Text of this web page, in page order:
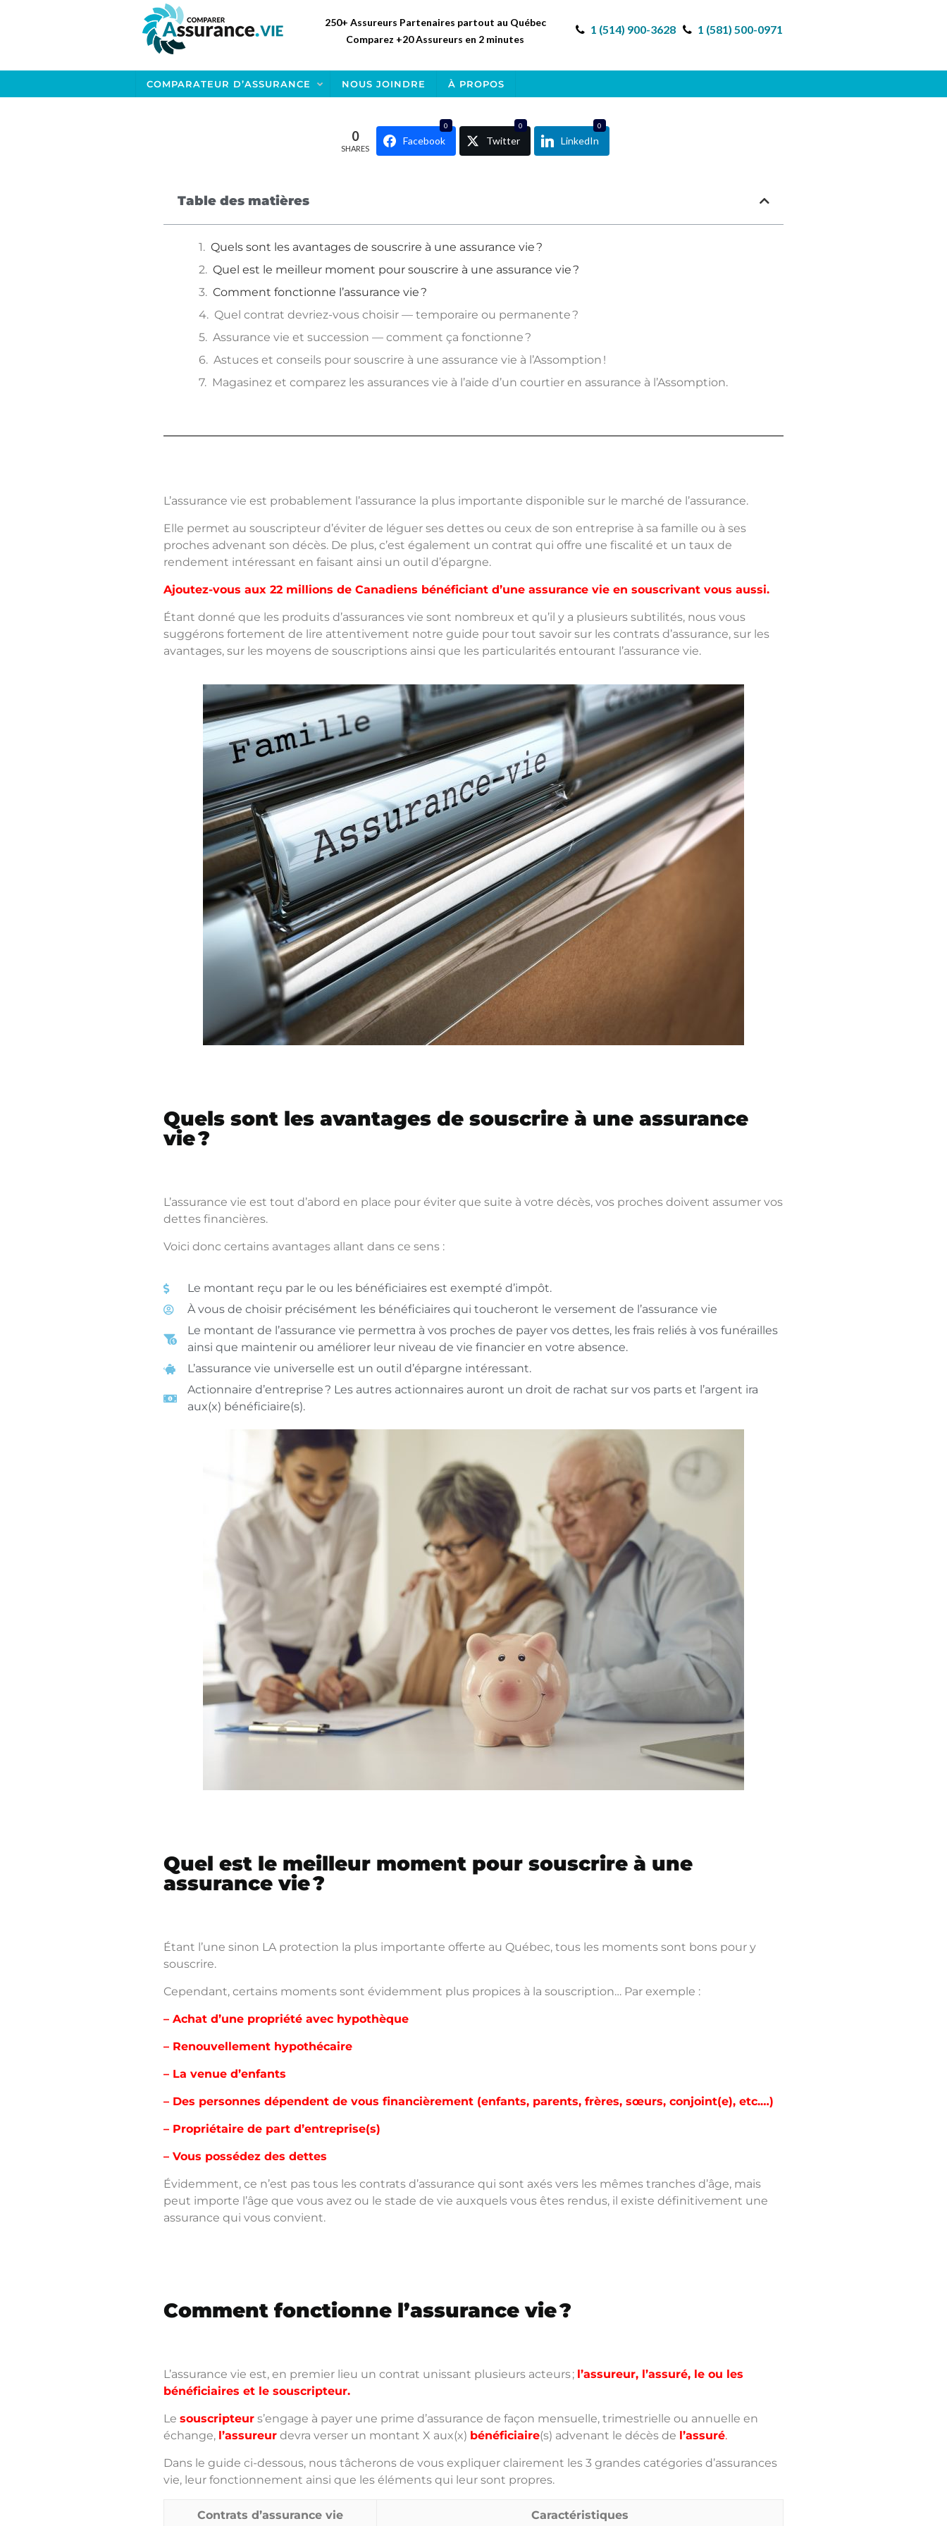
250+ Assureurs Partenaires partout au Québec
Comparez +20 Assureurs en 2 minutes
1 (514) 900-3628 1 (581) 500-0971
COMPARATEUR D’ASSURANCE NOUS JOINDRE À PROPOS
0
SHARES
0
Facebook
0
Twitter
0
LinkedIn
Table des matières
Quels sont les avantages de souscrire à une assurance vie ?
Quel est le meilleur moment pour souscrire à une assurance vie ?
Comment fonctionne l’assurance vie ?
Quel contrat devriez-vous choisir — temporaire ou permanente ?
Assurance vie et succession — comment ça fonctionne ?
Astuces et conseils pour souscrire à une assurance vie à l’Assomption !
Magasinez et comparez les assurances vie à l’aide d’un courtier en assurance à l’Assomption.
L’assurance vie est probablement l’assurance la plus importante disponible sur le marché de l’assurance.
Elle permet au souscripteur d’éviter de léguer ses dettes ou ceux de son entreprise à sa famille ou à ses
proches advenant son décès. De plus, c’est également un contrat qui offre une fiscalité et un taux de
rendement intéressant en faisant ainsi un outil d’épargne.
Ajoutez-vous aux 22 millions de Canadiens bénéficiant d’une assurance vie en souscrivant vous aussi.
Étant donné que les produits d’assurances vie sont nombreux et qu’il y a plusieurs subtilités, nous vous
suggérons fortement de lire attentivement notre guide pour tout savoir sur les contrats d’assurance, sur les
avantages, sur les moyens de souscriptions ainsi que les particularités entourant l’assurance vie.
Quels sont les avantages de souscrire à une assurance
vie ?
L’assurance vie est tout d’abord en place pour éviter que suite à votre décès, vos proches doivent assumer vos
dettes financières.
Voici donc certains avantages allant dans ce sens :
Le montant reçu par le ou les bénéficiaires est exempté d’impôt.
À vous de choisir précisément les bénéficiaires qui toucheront le versement de l’assurance vie
Le montant de l’assurance vie permettra à vos proches de payer vos dettes, les frais reliés à vos funérailles
ainsi que maintenir ou améliorer leur niveau de vie financier en votre absence.
L’assurance vie universelle est un outil d’épargne intéressant.
Actionnaire d’entreprise ? Les autres actionnaires auront un droit de rachat sur vos parts et l’argent ira
aux(x) bénéficiaire(s).
Quel est le meilleur moment pour souscrire à une
assurance vie ?
Étant l’une sinon LA protection la plus importante offerte au Québec, tous les moments sont bons pour y
souscrire.
Cependant, certains moments sont évidemment plus propices à la souscription… Par exemple :
– Achat d’une propriété avec hypothèque
– Renouvellement hypothécaire
– La venue d’enfants
– Des personnes dépendent de vous financièrement (enfants, parents, frères, sœurs, conjoint(e), etc.…)
– Propriétaire de part d’entreprise(s)
– Vous possédez des dettes
Évidemment, ce n’est pas tous les contrats d’assurance qui sont axés vers les mêmes tranches d’âge, mais
peut importe l’âge que vous avez ou le stade de vie auxquels vous êtes rendus, il existe définitivement une
assurance qui vous convient.
Comment fonctionne l’assurance vie ?
L’assurance vie est, en premier lieu un contrat unissant plusieurs acteurs ; l’assureur, l’assuré, le ou les
bénéficiaires et le souscripteur.
Le souscripteur s’engage à payer une prime d’assurance de façon mensuelle, trimestrielle ou annuelle en
échange, l’assureur devra verser un montant X aux(x) bénéficiaire(s) advenant le décès de l’assuré.
Dans le guide ci-dessous, nous tâcherons de vous expliquer clairement les 3 grandes catégories d’assurances
vie, leur fonctionnement ainsi que les éléments qui leur sont propres.
Contrats d’assurance vie Caractéristiques